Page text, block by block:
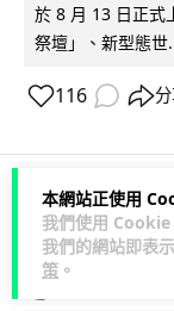
本網站正使用
我們使用
我們的網站即表
策 。
於 8 月 13 日正式
祭壇」、新型態世
116
科技娛樂 遊戲
Lawton